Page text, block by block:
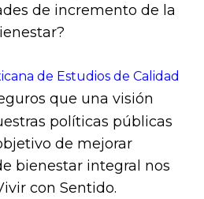
de incremento de la
de Estudios de Calidad
que una visión
políticas públicas
de mejorar
bienestar integral nos
con Sentido.